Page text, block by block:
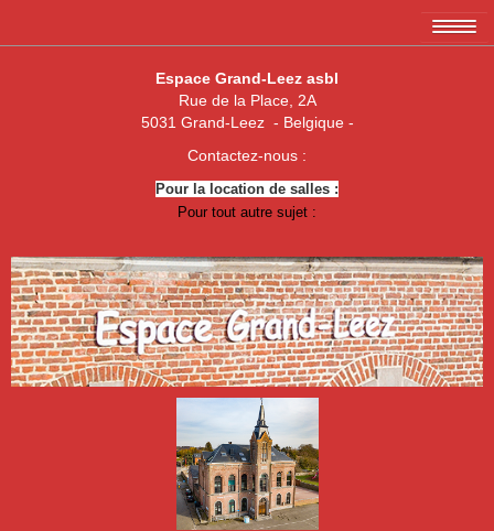
L'association EGL asbl
Amicale des 3 x 20
Association "Un enfant, une vie"
Royal Football Club Grand-Leez
Les pêcheurs réunis
Club des Jeunes de Grand-Leez
Nouvelle jeune paume Grand-Leez
La Plaine de Vacances de Grand-Leez
Espace Grand-Leez asbl
Rue de la Place, 2A
5031 Grand-Leez - Belgique -
Contactez-nous :
Pour la location de salles :
Pour tout autre sujet :